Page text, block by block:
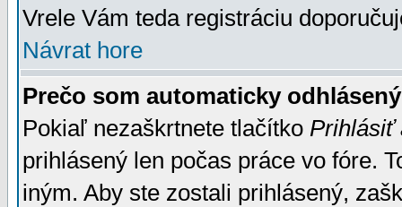
Vrele Vám teda registráciu
Návrat hore
Prečo som automaticky
Pokiaľ nezaškrtnete tlačítko Prihlásiť
prihlásený len počas práce vo fóre.
iným. Aby ste zostali prihlásený,